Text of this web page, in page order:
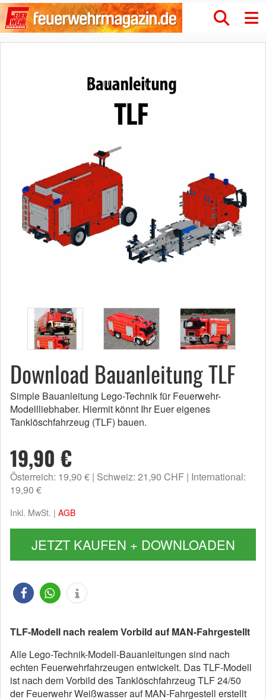
Download Bauanleitung TLF
Simple Bauanleitung Lego-Technik für Feuerwehr-
Modellliebhaber. Hiermit könnt Ihr Euer eigenes
Tanklöschfahrzeug (TLF) bauen.
19,90 €
Österreich: 19,90 € Schweiz: 21,90 CHF International:
19,90 €
Inkl. MwSt. | AGB
JETZT KAUFEN + DOWNLOADEN
TLF-Modell nach realem Vorbild auf MAN-Fahrgestellt
Alle Lego-Technik-Modell-Bauanleitungen sind nach
echten Feuerwehrfahrzeugen entwickelt. Das TLF-Modell
ist nach dem Vorbild des Tanklöschfahrzeug TLF 24/50
der Feuerwehr Weißwasser auf MAN-Fahrgestell erstellt